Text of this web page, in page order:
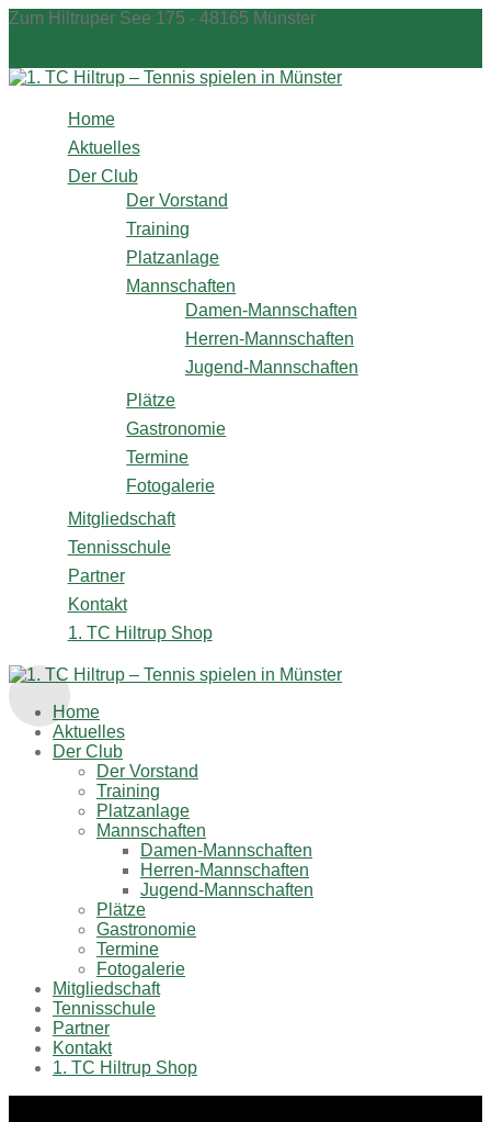
Zum
Zum Hiltruper See 175 - 48165 Münster
Home
Aktuelles
Der Club
Der Vorstand
Training
Platzanlage
Mannschaften
Damen-Mannschaften
Herren-Mannschaften
Jugend-Mannschaften
Plätze
Gastronomie
Termine
Fotogalerie
Mitgliedschaft
Tennisschule
Partner
Kontakt
1. TC Hiltrup Shop
Home
Aktuelles
Der Club
Der Vorstand
Training
Platzanlage
Mannschaften
Damen-Mannschaften
Herren-Mannschaften
Jugend-Mannschaften
Plätze
Gastronomie
Termine
Fotogalerie
Mitgliedschaft
Tennisschule
Partner
Kontakt
1. TC Hiltrup Shop